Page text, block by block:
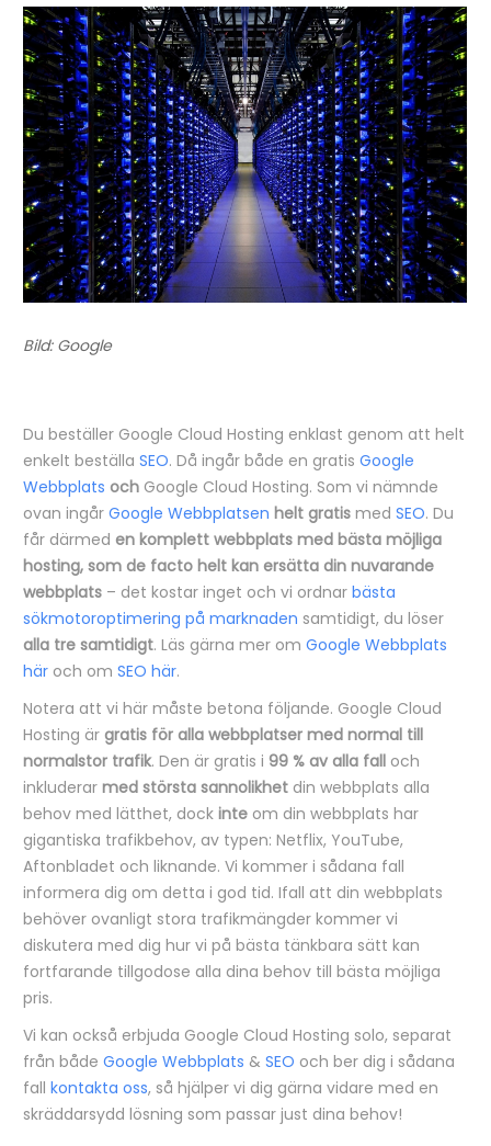
Bild: Google
Du beställer Google Cloud Hosting enklast genom att helt
enkelt beställa SEO. Då ingår både en gratis Google
Webbplats och Google Cloud Hosting. Som vi nämnde
ovan ingår Google Webbplatsen helt gratis med SEO. Du
får därmed en komplett webbplats med bästa möjliga
hosting, som de facto helt kan ersätta din nuvarande
webbplats – det kostar inget och vi ordnar bästa
sökmotoroptimering på marknaden samtidigt, du löser
alla tre samtidigt. Läs gärna mer om Google Webbplats
här och om SEO här.
Notera att vi här måste betona följande. Google Cloud
Hosting är gratis för alla webbplatser med normal till
normalstor trafik. Den är gratis i 99 % av alla fall och
inkluderar med största sannolikhet din webbplats alla
behov med lätthet, dock inte om din webbplats har
gigantiska trafikbehov, av typen: Netflix, YouTube,
Aftonbladet och liknande. Vi kommer i sådana fall
informera dig om detta i god tid. Ifall att din webbplats
behöver ovanligt stora trafikmängder kommer vi
diskutera med dig hur vi på bästa tänkbara sätt kan
fortfarande tillgodose alla dina behov till bästa möjliga
pris.
Vi kan också erbjuda Google Cloud Hosting solo, separat
från både Google Webbplats & SEO och ber dig i sådana
fall kontakta oss, så hjälper vi dig gärna vidare med en
skräddarsydd lösning som passar just dina behov!